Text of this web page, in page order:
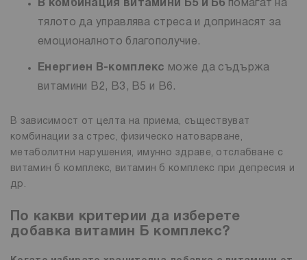
В комбинация витамини Б5 и Б6 помагат на
тялото да управлява стреса и допринасят за
емоционалното благополучие.
Енергиен В-комплекс може да съдържа
витамини B2, B3, B5 и B6.
В зависимост от целта на приема, съществуват
комбинации за стрес, физическо натоварване,
метаболитни нарушения, имунно здраве, отслабване с
витамин б комплекс, витамин б комплекс при депресия и
др.
По какви критерии да изберете
добавка витамин Б комплекс?